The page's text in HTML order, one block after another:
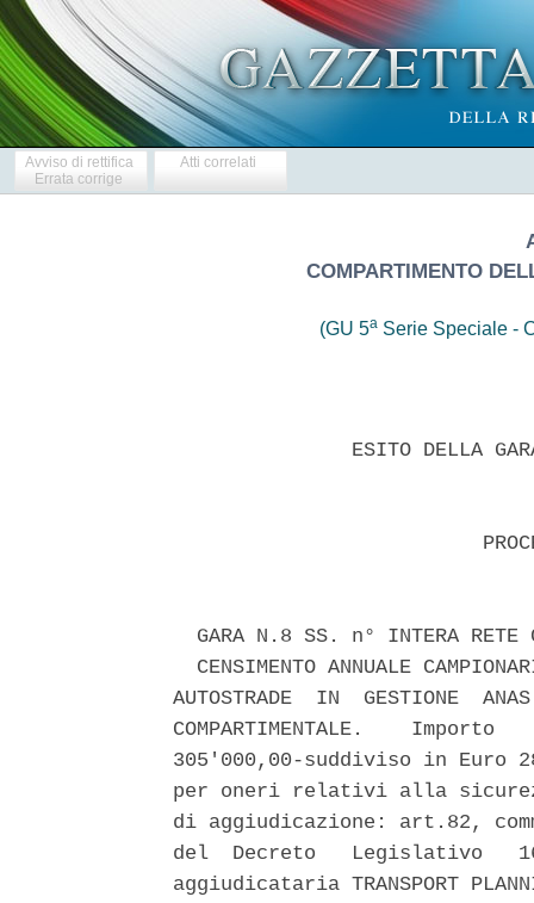
Avviso di rettifica
Errata corrige
Atti correlati
COMPARTIMENTO
(GU 5a Serie Speciale -
ESITO DELLA
GARA N.8 SS. n° INTERA
CENSIMENTO ANNUALE
AUTOSTRADE  IN  GESTIONE
COMPARTIMENTALE.
305'000,00-suddiviso in Euro
per oneri relativi alla
di aggiudicazione: art.82,
del  Decreto   Legislativo
aggiudicataria TRANSPORT